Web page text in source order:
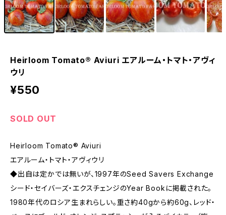
Heirloom Tomato® Aviuri エアルーム・トマト・アヴィ
ウリ
¥550
SOLD OUT
Heirloom Tomato® Aviuri
エアルーム・トマト・アヴィウリ
◆出自は定かでは無いが、1997年のSeed Savers Exchange
シード・セイバーズ・エクスチェンジのYear Bookに掲載された。
1980年代のロシア生まれらしい。重さ約40gから約60g、レッド・